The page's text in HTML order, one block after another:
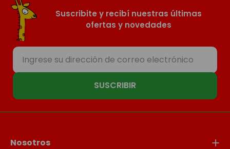
Suscribite y recibí nuestras últimas
ofertas y novedades
SUSCRIBIR
Nosotros